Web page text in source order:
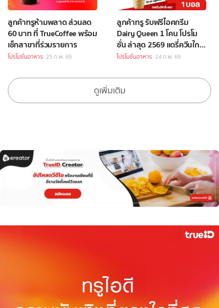
ลูกค้าทรูห้ามพลาด ส่วนลด
60 บาท ที่ TrueCoffee พร้อม
เช็กสาขาที่ร่วมรายการ
โปรโมชั่นอาหาร 25 ก.พ. 69
ลูกค้าทรู รับฟรีไอศกรีม
Dairy Queen 1 โคน โปรโม
ชั่น ล่าสุด 2569 แดรี่ควีนใกล้
ฉัน
โปรโมชั่นอาหาร 24 ก.พ. 69
ดูเพิ่มเติม